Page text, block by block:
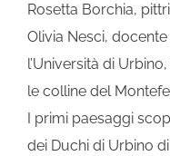
Rosetta Borchia,
Olivia Nesci,
l’Università di
le colline del
I primi paesaggi
dei Duchi di Urbino